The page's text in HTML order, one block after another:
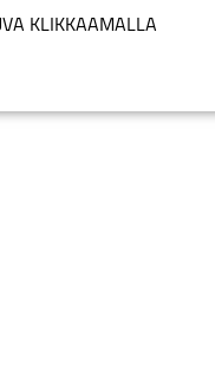
KLIKKAAMALLA